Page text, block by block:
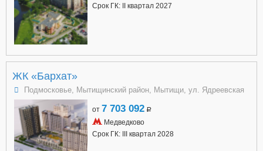
Срок ГК: II квартал 2027
ЖК «Бархат»
Подмосковье, Мытищинский район, Мытищи, ул. Ядреевская
от 7 703 092 a
Медведково
Срок ГК: III квартал 2028